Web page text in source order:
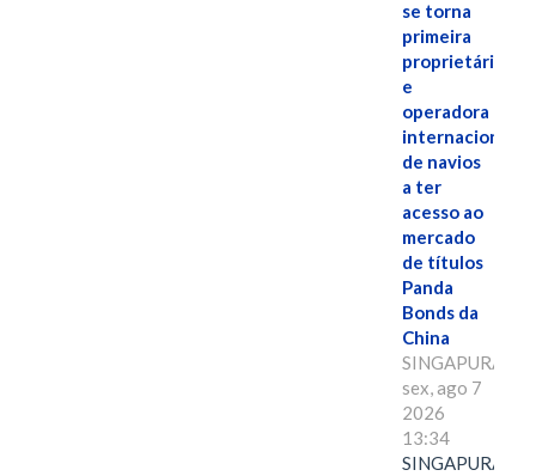
se torna
primeira
proprietária
e
operadora
internacional
de navios
a ter
acesso ao
mercado
de títulos
Panda
Bonds da
China
SINGAPURA,
sex, ago 7
2026
13:34
SINGAPURA,